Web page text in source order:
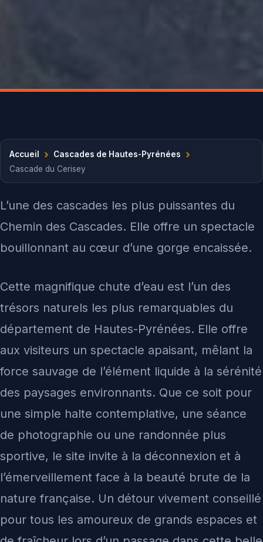
Accueil › Cascades de Hautes-Pyrénées ›
Cascade du Cerisey
L’une des cascades les plus puissantes du
Chemin des Cascades. Elle offre un spectacle
bouillonnant au cœur d’une gorge encaissée.
Cette magnifique chute d’eau est l’un des
trésors naturels les plus remarquables du
département de Hautes-Pyrénées. Elle offre
aux visiteurs un spectacle apaisant, mêlant la
force sauvage de l’élément liquide à la sérénité
des paysages environnants. Que ce soit pour
une simple halte contemplative, une séance
de photographie ou une randonnée plus
sportive, le site invite à la déconnexion et à
l’émerveillement face à la beauté brute de la
nature française. Un détour vivement conseillé
pour tous les amoureux de grands espaces et